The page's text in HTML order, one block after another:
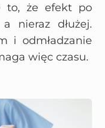
to, że efekt po
nieraz dłużej.
i odmładzanie
więc czasu.